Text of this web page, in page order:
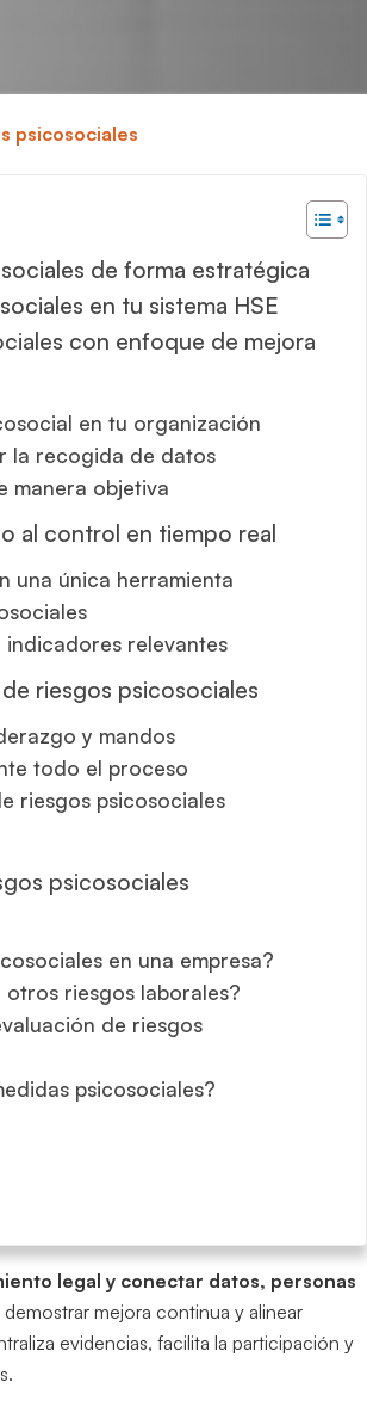
psicosociales
de forma estratégica
en tu sistema HSE
con enfoque de mejora
en tu organización
la recogida de datos
manera objetiva
al control en tiempo real
una única herramienta
relevantes
riesgos psicosociales
y mandos
todo el proceso
riesgos psicosociales
psicosociales
en una empresa?
riesgos laborales?
de riesgos
psicosociales?
legal y conectar datos, personas
mejora continua y alinear
evidencias, facilita la participación y